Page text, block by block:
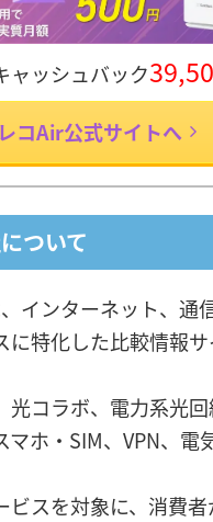
ャッシュバック
コAir公式サイトへ
ついて
インターネット、通
に特化した比較情報
光コラボ、電力系光
マホ・SIM、VPN、電
ビスを対象に、消費